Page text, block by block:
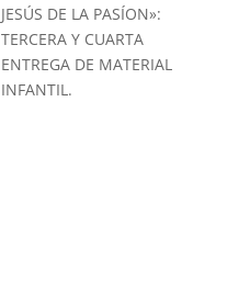
JESÚS DE LA PASÍON»:
TERCERA Y CUARTA
ENTREGA DE MATERIAL
INFANTIL.